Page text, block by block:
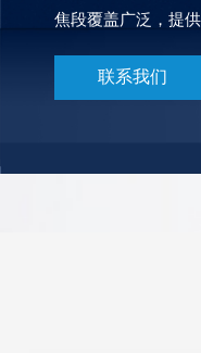
焦段覆盖广泛，提
联系我们